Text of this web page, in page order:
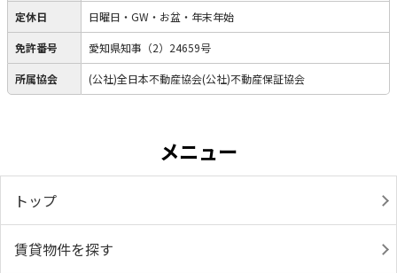
定休日 日曜日・GW・お盆・年末年始
免許番号 愛知県知事（2）24659号
所属協会 (公社)全日本不動産協会(公社)不動産保証協会
メニュー
トップ
賃貸物件を探す